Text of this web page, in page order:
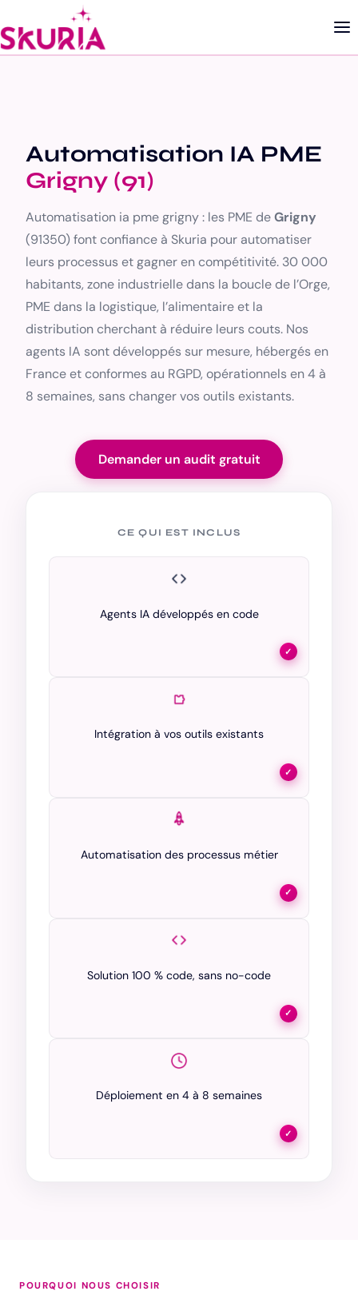
Automatisation IA PME
Grigny (91)
Automatisation ia pme grigny : les PME deGrigny
(91350) font confiance à Skuria pour automatiser
leurs processus et gagner en compétitivité. 30 000
habitants, zone industrielle dans la boucle de l’Orge,
PME dans la logistique, l’alimentaire et la
distribution cherchant à réduire leurs couts. Nos
agents IA sont développés sur mesure, hébergés en
France et conformes au RGPD, opérationnels en 4 à
8 semaines, sans changer vos outils existants.
Demander un audit gratuit
CE QUI EST INCLUS
Agents IA développés en code
✓
Intégration à vos outils existants
✓
Automatisation des processus métier
✓
Solution 100 % code, sans no-code
✓
Déploiement en 4 à 8 semaines
✓
POURQUOI NOUS CHOISIR